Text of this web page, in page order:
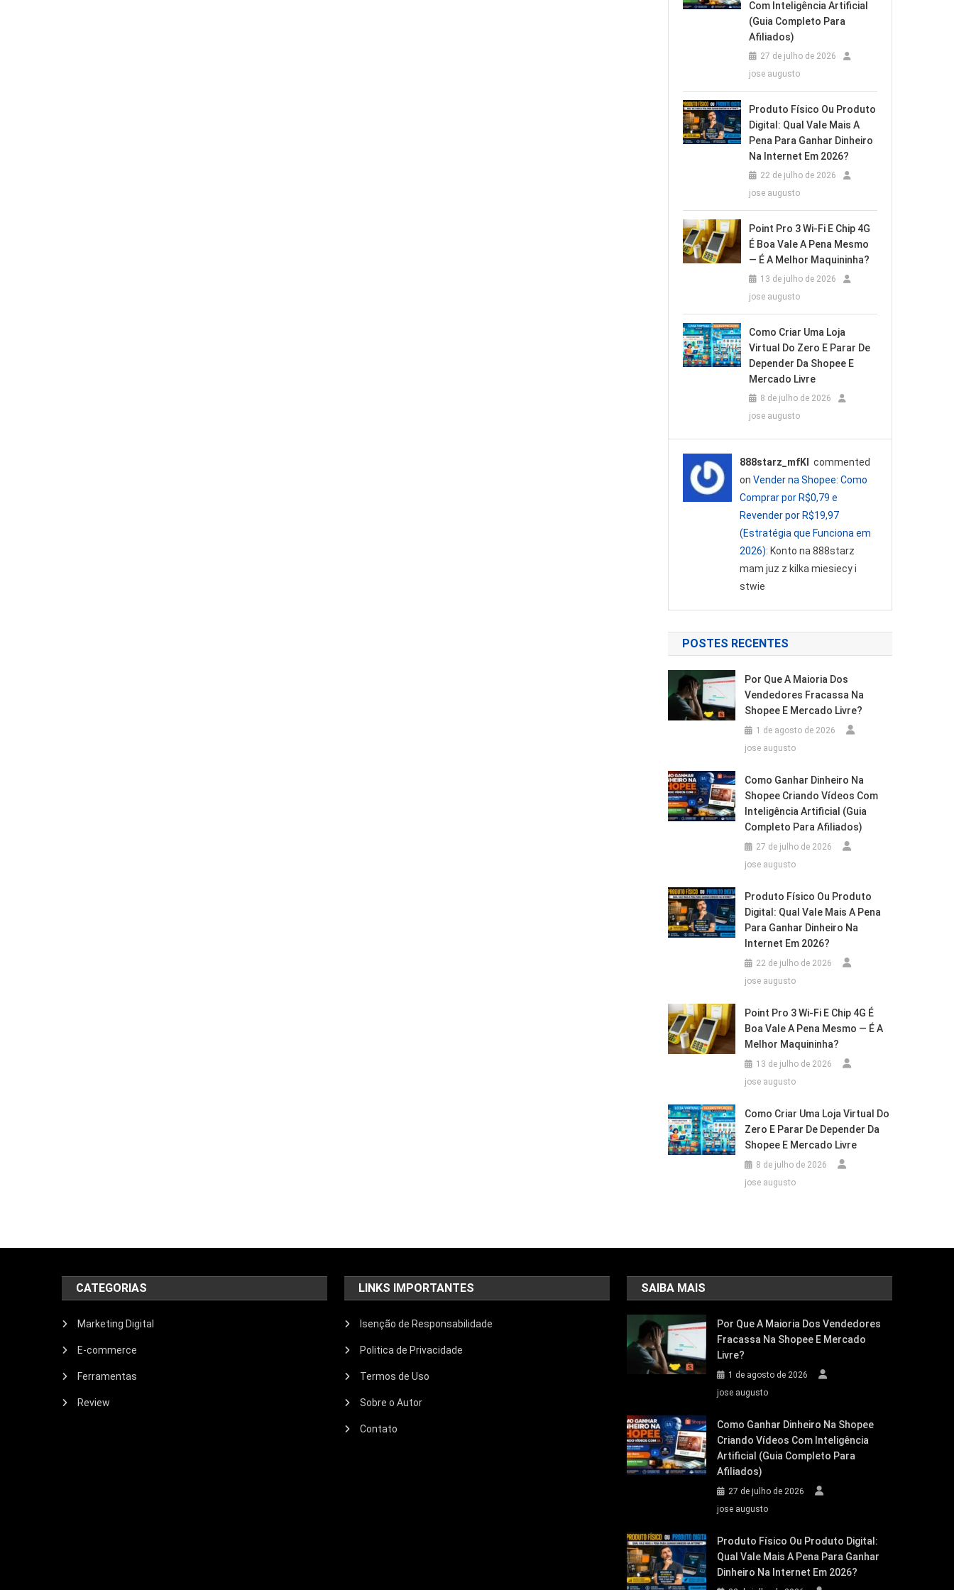
Com Inteligência Artificial
(Guia Completo Para
Afiliados)
27 de julho de 2026
jose augusto
Produto Físico Ou Produto
Digital: Qual Vale Mais A
Pena Para Ganhar Dinheiro
Na Internet Em 2026?
22 de julho de 2026
jose augusto
Point Pro 3 Wi‑Fi E Chip 4G
É Boa Vale A Pena Mesmo
— É A Melhor Maquininha?
13 de julho de 2026
jose augusto
Como Criar Uma Loja
Virtual Do Zero E Parar De
Depender Da Shopee E
Mercado Livre
8 de julho de 2026
jose augusto
888starz_mfKl
commented
on Vender na Shopee: Como
Comprar por R$0,79 e
Revender por R$19,97
(Estratégia que Funciona em
2026): Konto na 888starz
mam juz z kilka miesiecy i
stwie
POSTES RECENTES
Por Que A Maioria Dos
Vendedores Fracassa Na
Shopee E Mercado Livre?
1 de agosto de 2026
jose augusto
Como Ganhar Dinheiro Na
Shopee Criando Vídeos Com
Inteligência Artificial (Guia
Completo Para Afiliados)
27 de julho de 2026
jose augusto
Produto Físico Ou Produto
Digital: Qual Vale Mais A Pena
Para Ganhar Dinheiro Na
Internet Em 2026?
22 de julho de 2026
jose augusto
Point Pro 3 Wi‑Fi E Chip 4G É
Boa Vale A Pena Mesmo — É A
Melhor Maquininha?
13 de julho de 2026
jose augusto
Como Criar Uma Loja Virtual Do
Zero E Parar De Depender Da
Shopee E Mercado Livre
8 de julho de 2026
jose augusto
CATEGORIAS
Marketing Digital
E-commerce
Ferramentas
Review
LINKS IMPORTANTES
Isenção de Responsabilidade
Politica de Privacidade
Termos de Uso
Sobre o Autor
Contato
SAIBA MAIS
Por Que A Maioria Dos Vendedores
Fracassa Na Shopee E Mercado
Livre?
1 de agosto de 2026
jose augusto
Como Ganhar Dinheiro Na Shopee
Criando Vídeos Com Inteligência
Artificial (Guia Completo Para
Afiliados)
27 de julho de 2026
jose augusto
Produto Físico Ou Produto Digital:
Qual Vale Mais A Pena Para Ganhar
Dinheiro Na Internet Em 2026?